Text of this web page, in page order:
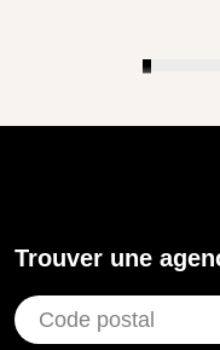
Trouver une